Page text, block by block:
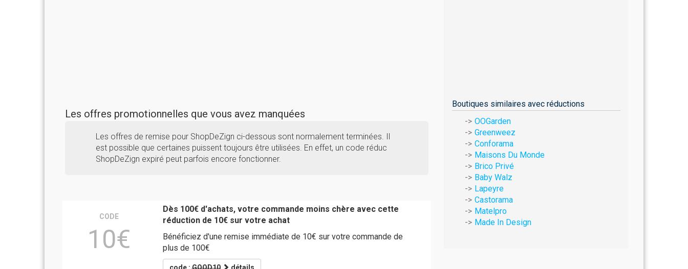
Les offres promotionnelles que vous avez manquées
Les offres de remise pour ShopDeZign ci-dessous sont normalement terminées. Il
est possible que certaines puissent toujours être utilisées. En effet, un code réduc
ShopDeZign expiré peut parfois encore fonctionner.
CODE
10€
Dès 100€ d'achats, votre commande moins chère avec cette
réduction de 10€ sur votre achat
Bénéficiez d'une remise immédiate de 10€ sur votre commande de
plus de 100€
Boutiques similaires avec réductions
OOGarden
Greenweez
Conforama
Maisons Du Monde
Brico Privé
Baby Walz
Lapeyre
Castorama
Matelpro
Made In Design